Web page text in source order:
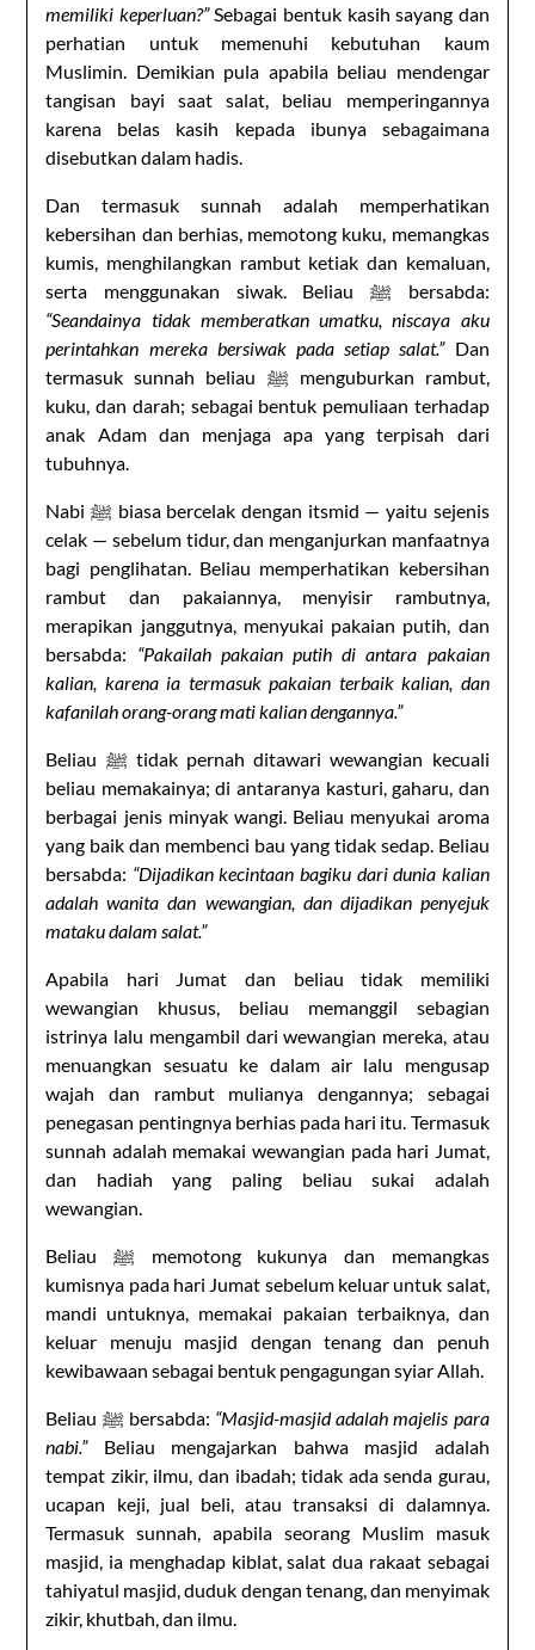
memiliki keperluan?”Sebagai bentuk kasih sayang dan
perhatian untuk memenuhi kebutuhan kaum
Muslimin. Demikian pula apabila beliau mendengar
tangisan bayi saat salat, beliau memperingannya
karena belas kasih kepada ibunya sebagaimana
disebutkan dalam hadis.
Dan termasuk sunnah adalah memperhatikan
kebersihan dan berhias, memotong kuku, memangkas
kumis, menghilangkan rambut ketiak dan kemaluan,
serta menggunakan siwak. Beliau ﷺ bersabda:
“Seandainya tidak memberatkan umatku, niscaya aku
perintahkan mereka bersiwak pada setiap salat.”Dan
termasuk sunnah beliau ﷺ menguburkan rambut,
kuku, dan darah; sebagai bentuk pemuliaan terhadap
anak Adam dan menjaga apa yang terpisah dari
tubuhnya.
Nabi ﷺ biasa bercelak dengan itsmid — yaitu sejenis
celak — sebelum tidur, dan menganjurkan manfaatnya
bagi penglihatan. Beliau memperhatikan kebersihan
rambut dan pakaiannya, menyisir rambutnya,
merapikan janggutnya, menyukai pakaian putih, dan
bersabda: “Pakailah pakaian putih di antara pakaian
kalian, karena ia termasuk pakaian terbaik kalian, dan
kafanilah orang-orang mati kalian dengannya.”
Beliau ﷺ tidak pernah ditawari wewangian kecuali
beliau memakainya; di antaranya kasturi, gaharu, dan
berbagai jenis minyak wangi. Beliau menyukai aroma
yang baik dan membenci bau yang tidak sedap. Beliau
bersabda: “Dijadikan kecintaan bagiku dari dunia kalian
adalah wanita dan wewangian, dan dijadikan penyejuk
mataku dalam salat.”
Apabila hari Jumat dan beliau tidak memiliki
wewangian khusus, beliau memanggil sebagian
istrinya lalu mengambil dari wewangian mereka, atau
menuangkan sesuatu ke dalam air lalu mengusap
wajah dan rambut mulianya dengannya; sebagai
penegasan pentingnya berhias pada hari itu. Termasuk
sunnah adalah memakai wewangian pada hari Jumat,
dan hadiah yang paling beliau sukai adalah
wewangian.
Beliau ﷺ memotong kukunya dan memangkas
kumisnya pada hari Jumat sebelum keluar untuk salat,
mandi untuknya, memakai pakaian terbaiknya, dan
keluar menuju masjid dengan tenang dan penuh
kewibawaan sebagai bentuk pengagungan syiar Allah.
Beliau ﷺ bersabda: “Masjid-masjid adalah majelis para
nabi.”Beliau mengajarkan bahwa masjid adalah
tempat zikir, ilmu, dan ibadah; tidak ada senda gurau,
ucapan keji, jual beli, atau transaksi di dalamnya.
Termasuk sunnah, apabila seorang Muslim masuk
masjid, ia menghadap kiblat, salat dua rakaat sebagai
tahiyatul masjid, duduk dengan tenang, dan menyimak
zikir, khutbah, dan ilmu.